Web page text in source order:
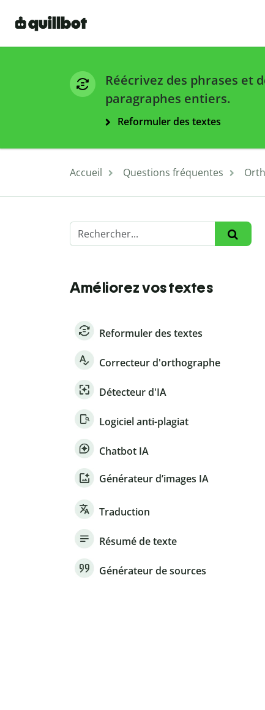
Réécrivez des phrases et
paragraphes entiers.
Reformuler des textes
Accueil Questions fréquentes
Améliorez vos textes
Reformuler des textes
Correcteur d'orthographe
Détecteur d'IA
Logiciel anti-plagiat
Chatbot IA
Générateur d’images IA
Traduction
Résumé de texte
Générateur de sources